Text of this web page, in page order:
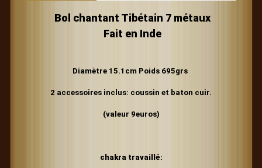
Bol chantant Tibétain 7 métaux
Fait en Inde
Diamètre 15.1cm Poids695grs
2 accessoires inclus: coussin et baton cuir.
(valeur 9euros)
chakra travaillé: